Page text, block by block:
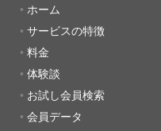
ホーム
サービスの特徴
料金
体験談
お試し会員検索
会員データ